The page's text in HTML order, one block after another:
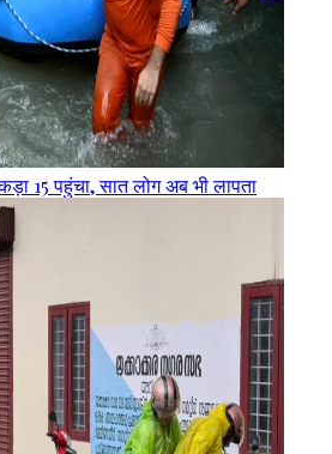
15 पहुंचा, सात लोग अब भी लापता